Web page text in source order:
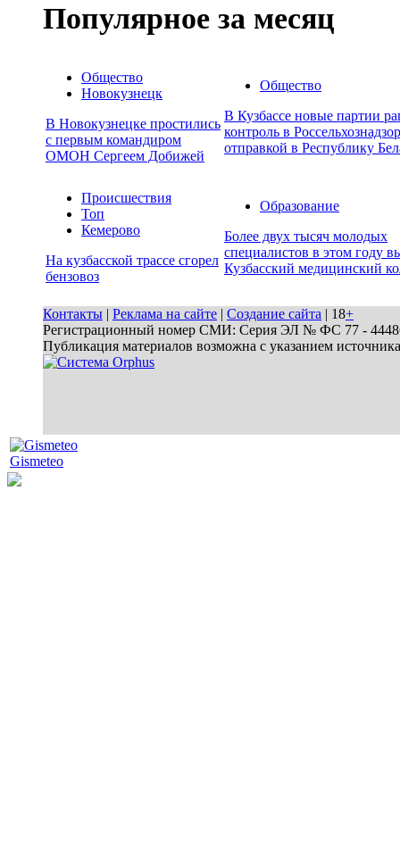
Популярное за месяц
Общество
Новокузнецк
В Новокузнецке простились
с первым командиром
ОМОН Сергеем Добижей
Общество
В Кузбассе новые партии
контроль в
отправкой в Республику
Происшествия
Топ
Кемерово
На кузбасской трассе сгорел
бензовоз
Образование
Более двух тысяч молодых
специалистов в этом году
Кузбасский медицинский
Контакты | Реклама на сайте | Создание сайта | 18+
Регистрационный номер СМИ: Серия ЭЛ № ФС 77 - 44486
Публикация материалов возможна с указанием
Gismeteo